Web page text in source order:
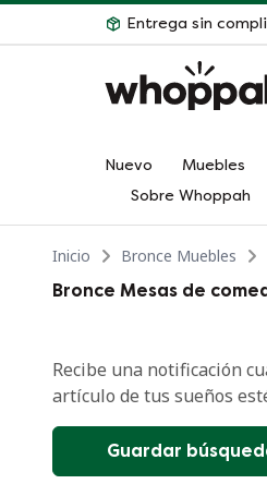
Entrega sin
Nuevo Muebles
Sobre Whoppah
Inicio Bronce Muebles
Bronce Mesas de
Recibe una notificación
artículo de tus sueños
Guardar